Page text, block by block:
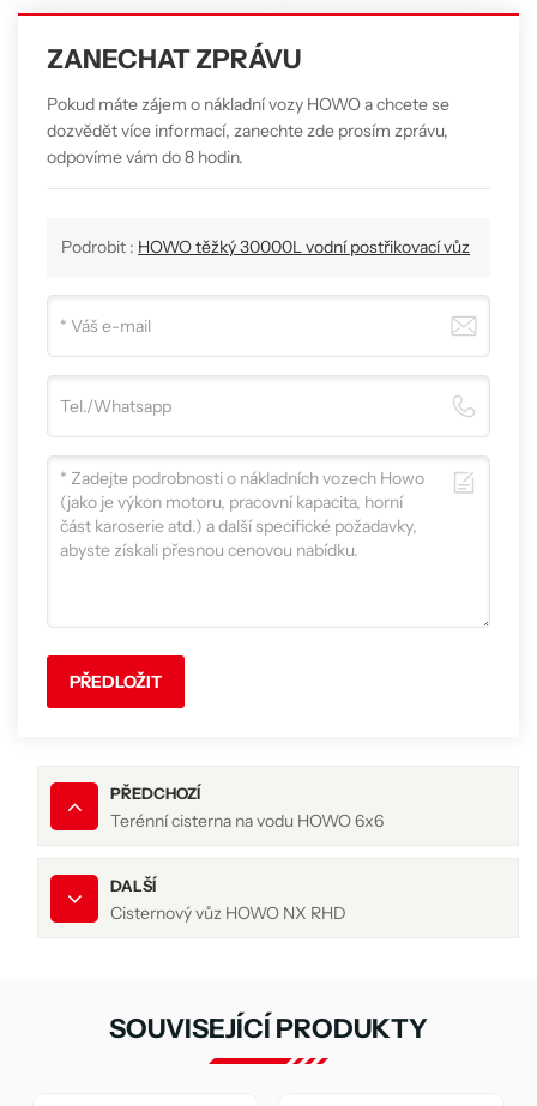
ZANECHAT ZPRÁVU
Pokud máte zájem o nákladní vozy HOWO a chcete se
dozvědět více informací, zanechte zde prosím zprávu,
odpovíme vám do 8 hodin.
Podrobit : HOWO těžký 30000L vodní postřikovací vůz
PŘEDLOŽIT
PŘEDCHOZÍ
Terénní cisterna na vodu HOWO 6x6
DALŠÍ
Cisternový vůz HOWO NX RHD
SOUVISEJÍCÍ PRODUKTY